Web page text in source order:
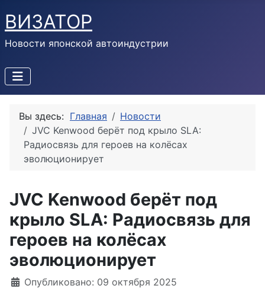
ВИЗАТОР
Новости японской автоиндустрии
Вы здесь: Главная
Новости
JVC Kenwood берёт под крыло SLA:
Радиосвязь для героев на колёсах
эволюционирует
JVC Kenwood берёт под
крыло SLA: Радиосвязь для
героев на колёсах
эволюционирует
Информация о материале
Опубликовано: 09 октября 2025